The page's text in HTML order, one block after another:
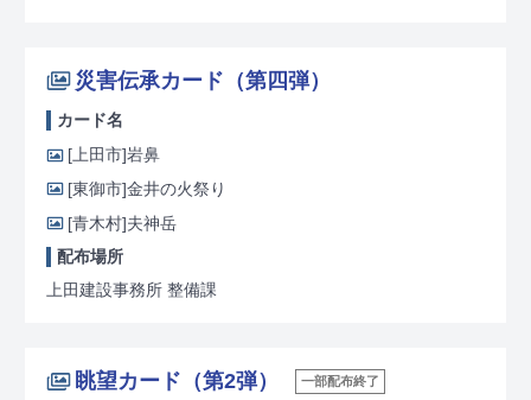
災害伝承カード（第四弾）
カード名
[上田市]岩鼻
[東御市]金井の火祭り
[青木村]夫神岳
配布場所
上田建設事務所 整備課
眺望カード（第2弾） 一部配布終了